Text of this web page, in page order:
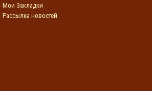
Мои Закладки
Рассылка новостей